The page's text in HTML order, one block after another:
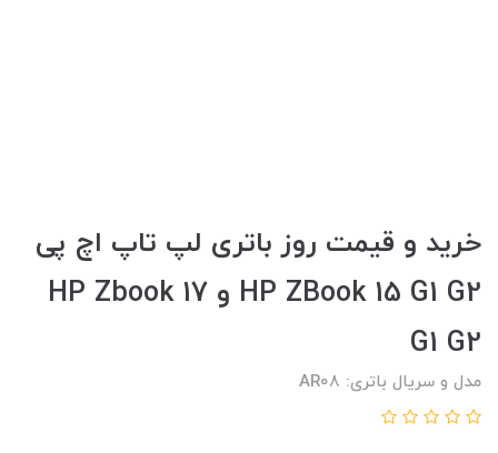
خرید و قیمت روز باتری لپ تاپ اچ پی
HP ZBook 15 G1 G2 و HP Zbook 17
G1 G2
مدل و سریال باتری: AR08